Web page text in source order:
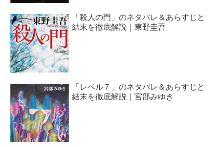
「殺人の門」のネタバレ＆あらすじと
結末を徹底解説｜東野圭吾
「レベル７」のネタバレ＆あらすじと
結末を徹底解説｜宮部みゆき